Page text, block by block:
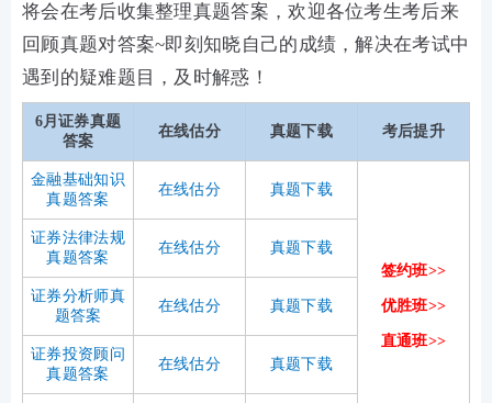
将会在考后收集整理真题答案，欢迎各位考生考后来
回顾真题对答案~即刻知晓自己的成绩，解决在考试中
遇到的疑难题目，及时解惑！
6月证券真题
答案
在线估分 真题下载 考后提升
金融基础知识
真题答案
在线估分 真题下载
签约班>>
优胜班>>
直通班>>
证券法律法规
真题答案
在线估分 真题下载
证券分析师真
题答案
在线估分 真题下载
证券投资顾问
真题答案
在线估分 真题下载